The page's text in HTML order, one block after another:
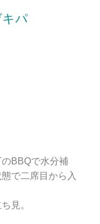
キパ
BBQで水分補
で二席目から入
見。